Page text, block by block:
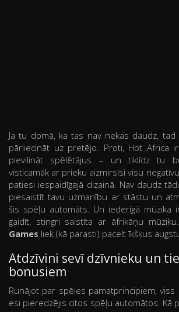
Ja tu domā, ka tas nav nekas daudz,
pārliecināt uz pretējo. Proti, Hot Africa
pievilināt spēlētājus – un tiklīdz tu
visticamāk ar prieku aizmirsīsi visu
patiesi iespaidīgajā dizainā. Nav daudz
piesaistīt tavu uzmanību ar stāstu un
šis spēļu automāts. Un iederīgā mūzika
gaidīt, stingri saistīta ar āfrikāņu
Games liek (kā parasti) pacelt īkšķus
Atdzīvini sevī dzīvnieku un
bonusiem
Runājot par spēles pamatprincipiem,
esi pieredzējis citos spēļu automātos. Kā